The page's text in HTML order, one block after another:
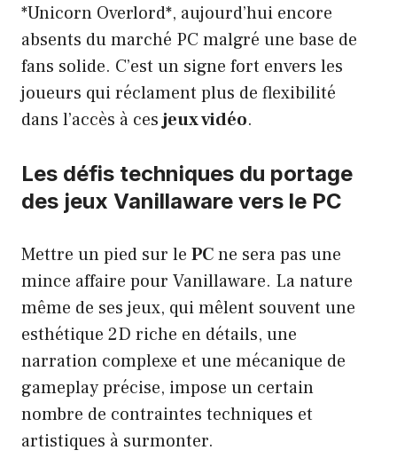
*Unicorn Overlord*, aujourd’hui encore
absents du marché PC malgré une base de
fans solide. C’est un signe fort envers les
joueurs qui réclament plus de flexibilité
dans l’accès à cesjeux vidéo.
Les défis techniques du portage
des jeux Vanillaware vers le PC
Mettre un pied sur le PCne sera pas une
mince affaire pour Vanillaware. La nature
même de ses jeux, qui mêlent souvent une
esthétique 2D riche en détails, une
narration complexe et une mécanique de
gameplay précise, impose un certain
nombre de contraintes techniques et
artistiques à surmonter.